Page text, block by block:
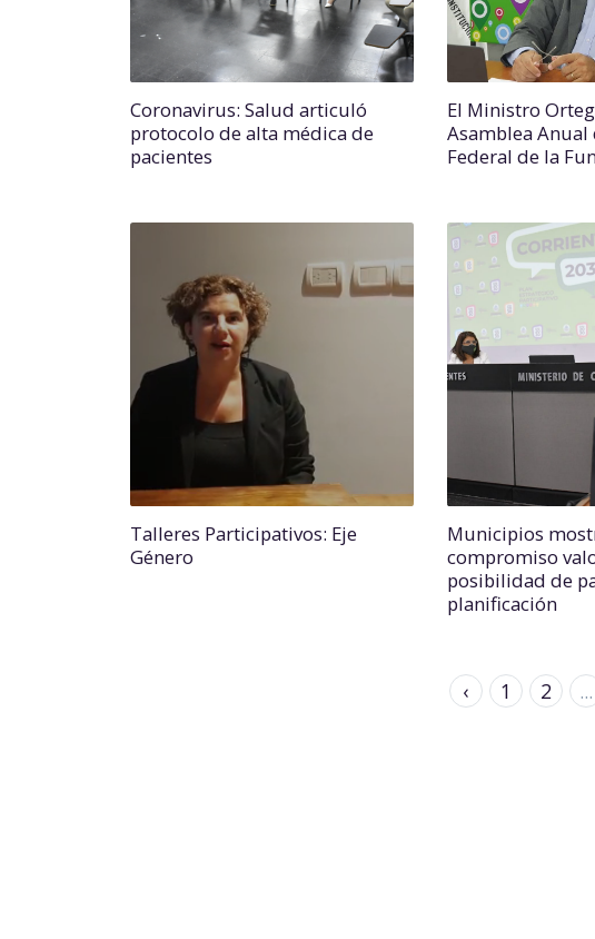
Coronavirus: Salud articuló
protocolo de alta médica de
pacientes
El Ministro
Asamblea Anual
Federal de la
Talleres Participativos: Eje
Género
Municipios
compromiso
posibilidad de
planificación
‹ 1 2 ...